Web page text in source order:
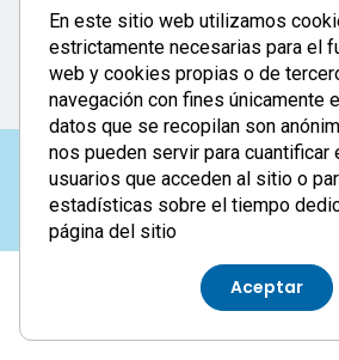
En este sitio web utilizamos
estrictamente necesarias para el
web y cookies propias o de
navegación con fines únicamente
datos que se recopilan son
nos pueden servir para cuantificar
usuarios que acceden al sitio o
estadísticas sobre el tiempo
página del sitio
Aceptar
Aviso Legal | Política de privacidad |